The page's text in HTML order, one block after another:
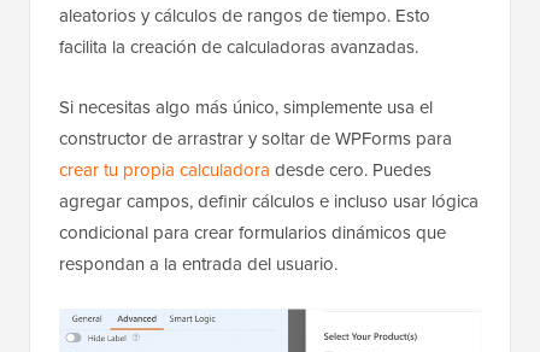
aleatorios y cálculos de rangos de tiempo. Esto
facilita la creación de calculadoras avanzadas.
Si necesitas algo más único, simplemente usa el
constructor de arrastrar y soltar de WPForms para
crear tu propia calculadora desde cero. Puedes
agregar campos, definir cálculos e incluso usar lógica
condicional para crear formularios dinámicos que
respondan a la entrada del usuario.